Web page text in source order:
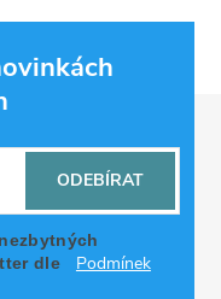
dle
Podmínek
ODEBÍRAT